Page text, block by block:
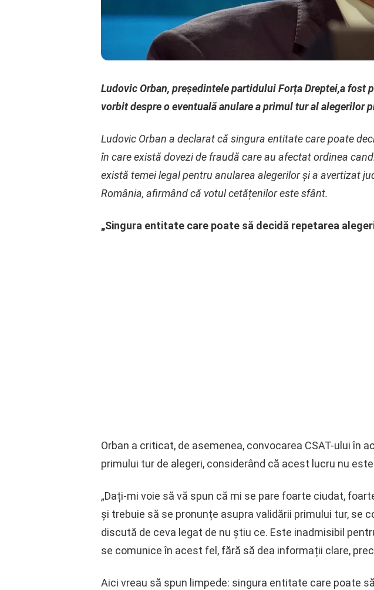
Ludovic Orban, președintele partidului Forța Dreptei,a fost
vorbit despre o eventuală anulare a primul tur al alegerilor
Ludovic Orban a declarat că singura entitate care poate
în care există dovezi de fraudă care au afectat ordinea
există temei legal pentru anularea alegerilor și a avertizat
România, afirmând că votul cetățenilor este sfânt.
„Singura entitate care poate să decidă repetarea
Orban a criticat, de asemenea, convocarea CSAT-ului în
primului tur de alegeri, considerând că acest lucru nu
„Dați-mi voie să vă spun că mi se pare foarte ciudat,
și trebuie să se pronunțe asupra validării primului tur, se
discută de ceva legat de nu știu ce. Este inadmisibil
se comunice în acest fel, fără să dea informații clare,
Aici vreau să spun limpede: singura entitate care poate